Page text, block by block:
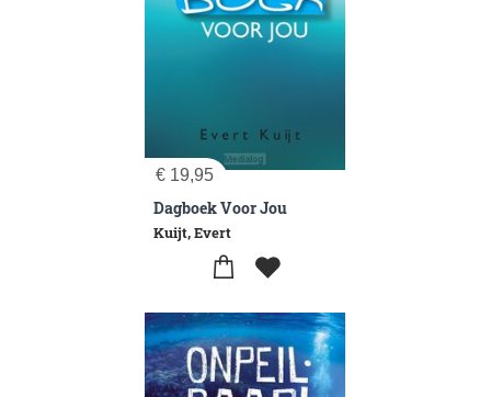
€ 19,95
Dagboek Voor Jou
Kuijt, Evert